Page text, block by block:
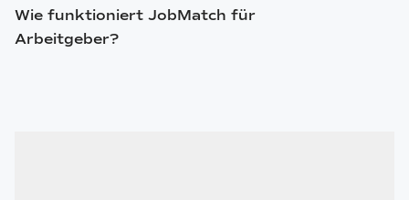
Wie funktioniert JobMatch für
Arbeitgeber?